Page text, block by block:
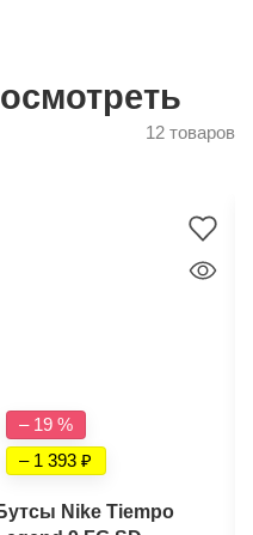
12 товаров
– 19 %
– 1 393
Nike Tiempo